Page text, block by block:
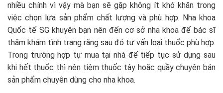
nhiều chính vì vậy mà bạn sẽ gặp không ít khó khăn trong
việc chọn lựa sản phẩm chất lượng và phù hợp. Nha khoa
Quốc tế SG khuyên bạn nên đến cơ sở nha khoa để bác sĩ
thăm khám tình trạng răng sau đó tư vấn loại thuốc phù hợp.
Trong trường hợp tự mua tại nhà để tiếp tục sử dụng sau
khi hết thuốc thì nên tiệm thuốc tây hoặc quầy chuyên bán
sản phẩm chuyên dùng cho nha khoa.